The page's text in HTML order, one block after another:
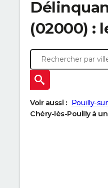
(02000) :
Voir aussi : Pouilly-
Chéry-lès-Pouilly à